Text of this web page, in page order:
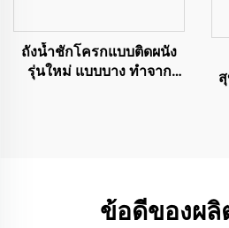
ถังน้ำชักโครกแบบติดผนัง
รุ่นใหม่ แบบบาง ทำจาก
ข้อดีของผ